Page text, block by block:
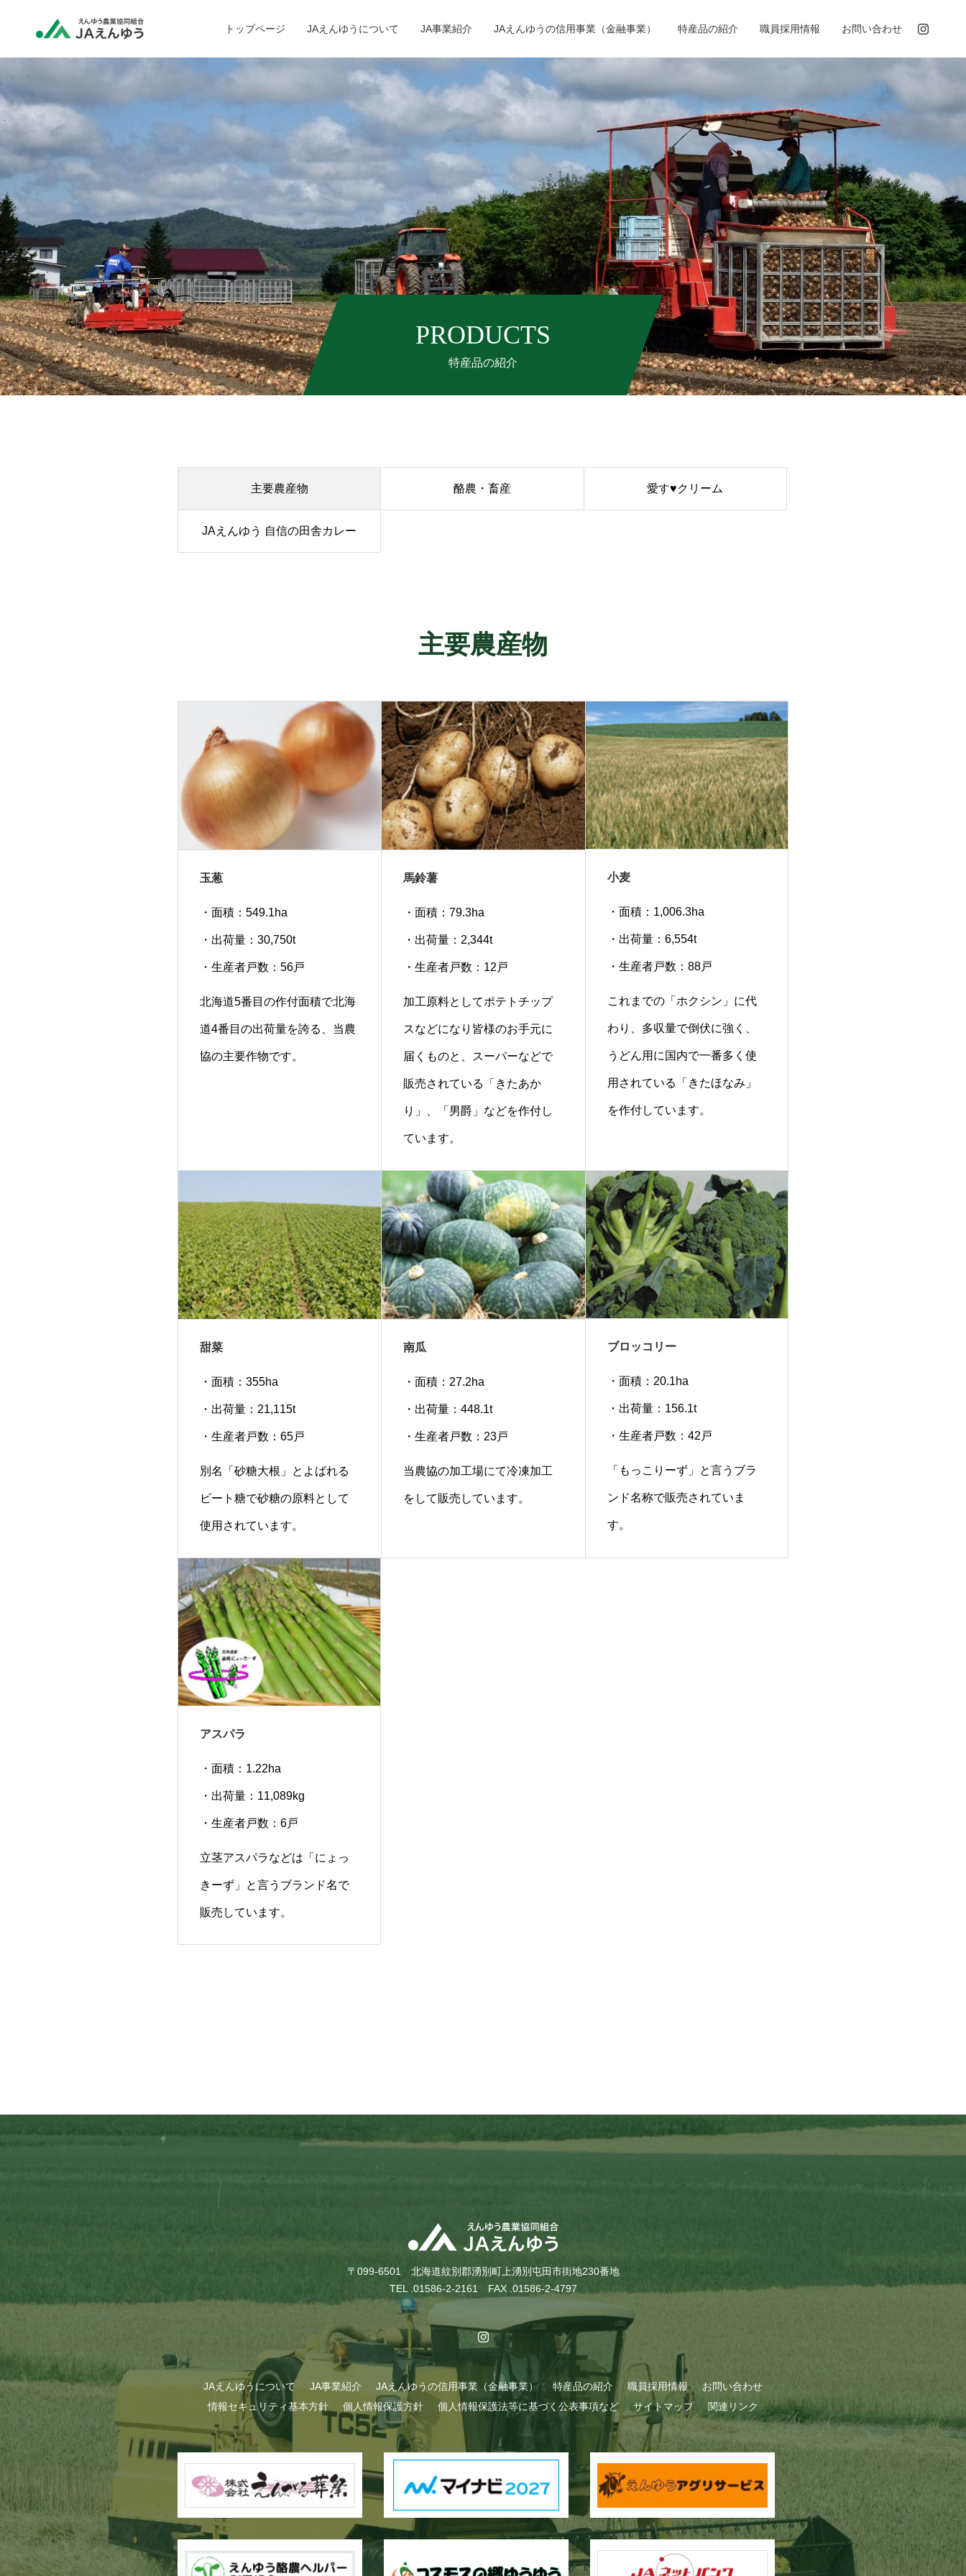
トップページ JAえんゆうについて JA事業紹介 JAえんゆうの信用事業（金融事業） 特産品の紹介 職員採用情報 お問い合わせ
PRODUCTS
特産品の紹介
主要農産物 酪農・畜産 愛す♥クリーム
JAえんゆう 自信の田舎カレー
主要農産物
玉葱
・面積：549.1ha
・出荷量：30,750t
・生産者戸数：56戸
北海道5番目の作付面積で北海
道4番目の出荷量を誇る、当農
協の主要作物です。
馬鈴薯
・面積：79.3ha
・出荷量：2,344t
・生産者戸数：12戸
加工原料としてポテトチップ
スなどになり皆様のお手元に
届くものと、スーパーなどで
販売されている「きたあか
り」、「男爵」などを作付し
ています。
小麦
・面積：1,006.3ha
・出荷量：6,554t
・生産者戸数：88戸
これまでの「ホクシン」に代
わり、多収量で倒伏に強く、
うどん用に国内で一番多く使
用されている「きたほなみ」
を作付しています。
甜菜
・面積：355ha
・出荷量：21,115t
・生産者戸数：65戸
別名「砂糖大根」とよばれる
ビート糖で砂糖の原料として
使用されています。
南瓜
・面積：27.2ha
・出荷量：448.1t
・生産者戸数：23戸
当農協の加工場にて冷凍加工
をして販売しています。
ブロッコリー
・面積：20.1ha
・出荷量：156.1t
・生産者戸数：42戸
「もっこりーず」と言うブラ
ンド名称で販売されていま
す。
アスパラ
・面積：1.22ha
・出荷量：11,089kg
・生産者戸数：6戸
立茎アスパラなどは「にょっ
きーず」と言うブランド名で
販売しています。
〒099-6501 北海道紋別郡湧別町上湧別屯田市街地230番地
TEL .01586-2-2161 FAX .01586-2-4797
JAえんゆうについて JA事業紹介 JAえんゆうの信用事業（金融事業） 特産品の紹介 職員採用情報
お問い合わせ
情報セキュリティ基本方針
個人情報保護方針 個人情報保護法等に基づく公表事項など サイトマップ 関連リンク